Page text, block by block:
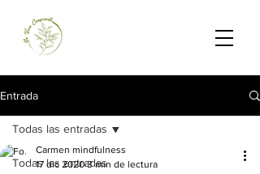
Entrada
Todas las entradas
Todas las entradas
Carmen mindfulness
17 dic 2020 3 min de lectura